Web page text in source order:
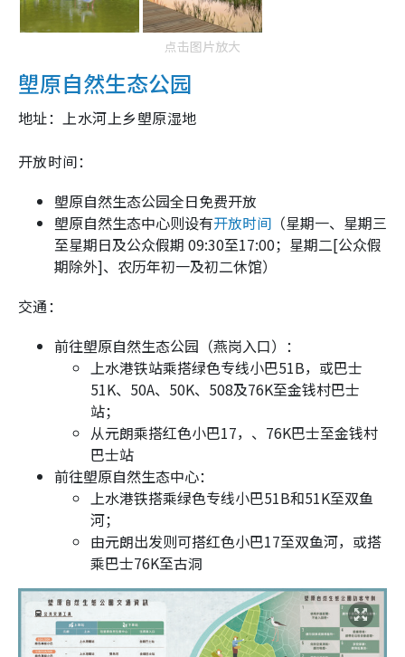
点击图片放大
塱原自然生态公园
地址：上水河上乡塱原湿地
开放时间：
塱原自然生态公园全日免费开放
塱原自然生态中心则设有开放时间 （星期一、星期三
至星期日及公众假期 09:30至17:00；星期二[公众假
期除外]、农历年初一及初二休馆）
交通：
前往塱原自然生态公园（燕岗入口）：
上水港铁站乘搭绿色专线小巴51B，或巴士
51K、50A、50K、508及76K至金钱村巴士
站；
从元朗乘搭红色小巴17，、76K巴士至金钱村
巴士站
前往塱原自然生态中心：
上水港铁搭乘绿色专线小巴51B和51K至双鱼
河；
由元朗出发则可搭红色小巴17至双鱼河，或搭
乘巴士76K至古洞